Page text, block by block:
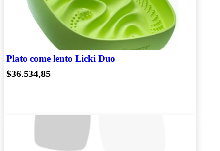
Plato come lento Licki Duo
$36.534,85